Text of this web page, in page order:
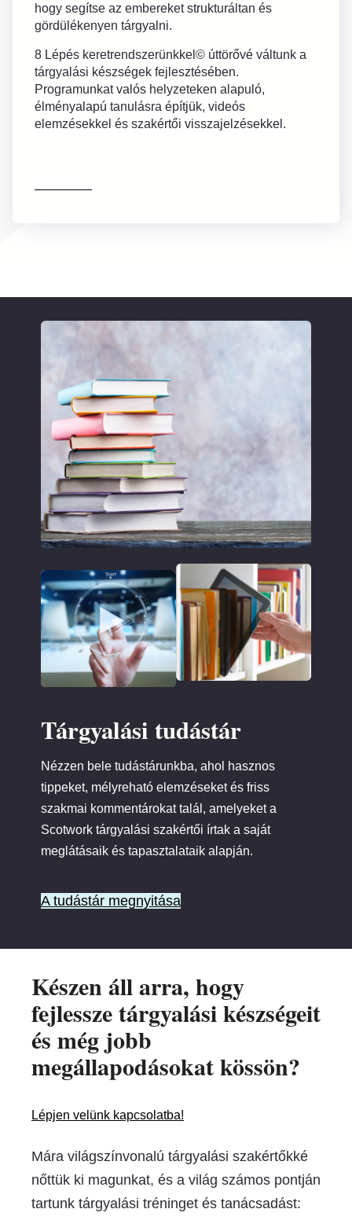
hogy segítse az embereket strukturáltan és
gördülékenyen tárgyalni.
8 Lépés keretrendszerünkkel© úttörővé váltunk a
tárgyalási készségek fejlesztésében.
Programunkat valós helyzeteken alapuló,
élményalapú tanulásra építjük, videós
elemzésekkel és szakértői visszajelzésekkel.
Tárgyalási tudástár
Nézzen bele tudástárunkba, ahol hasznos
tippeket, mélyreható elemzéseket és friss
szakmai kommentárokat talál, amelyeket a
Scotwork tárgyalási szakértői írtak a saját
meglátásaik és tapasztalataik alapján.
A tudástár megnyitása
Készen áll arra, hogy
fejlessze tárgyalási készségeit
és még jobb
megállapodásokat kössön?
Lépjen velünk kapcsolatba!
Mára világszínvonalú tárgyalási szakértőkké
nőttük ki magunkat, és a világ számos pontján
tartunk tárgyalási tréninget és tanácsadást: